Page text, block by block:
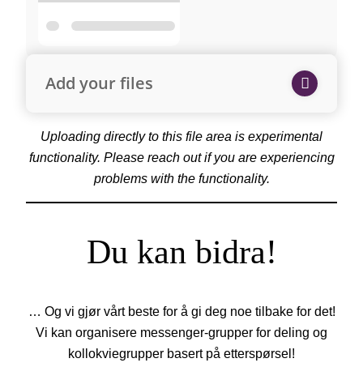
Add your files
Uploading directly to this file area is experimental
functionality. Please reach out if you are experiencing
problems with the functionality.
Du kan bidra!
… Og vi gjør vårt beste for å gi deg noe tilbake for det!
Vi kan organisere messenger-grupper for deling og
kollokviegrupper basert på etterspørsel!